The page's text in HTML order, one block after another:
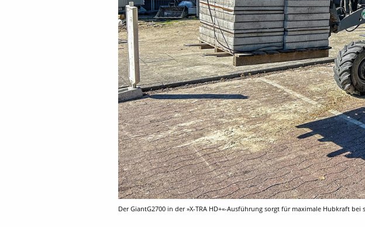
Der GiantG2700 in der »X-TRA HD+«-Ausführung sorgt für maximale Hubkraft